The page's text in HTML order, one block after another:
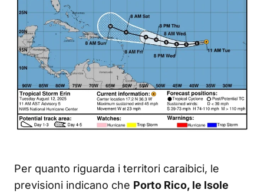
Per quanto riguarda i territori caraibici, le
previsioni indicano che Porto Rico, le Isole